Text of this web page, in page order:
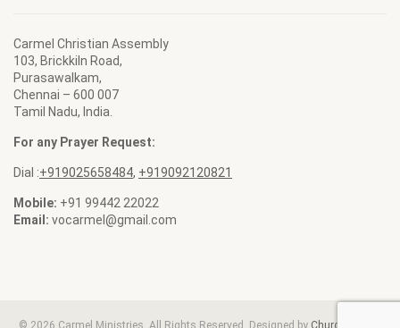
Carmel Christian Assembly
103, Brickkiln Road,
Purasawalkam,
Chennai – 600 007
Tamil Nadu, India.
For any Prayer Request:
Dial :+919025658484, +919092120821
Mobile: +91 99442 22022
Email: vocarmel@gmail.com
© 2026 Carmel Ministries. All Rights Reserved. Designed by ChurchBell.net